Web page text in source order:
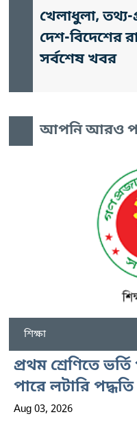
খেলাধুলা, তথ্য-
দেশ-বিদেশের
সর্বশেষ খবর
আপনি আরও
শিক্ষা
প্রথম শ্রেণিতে
পারে লটারি পদ্ধতি
Aug 03, 2026